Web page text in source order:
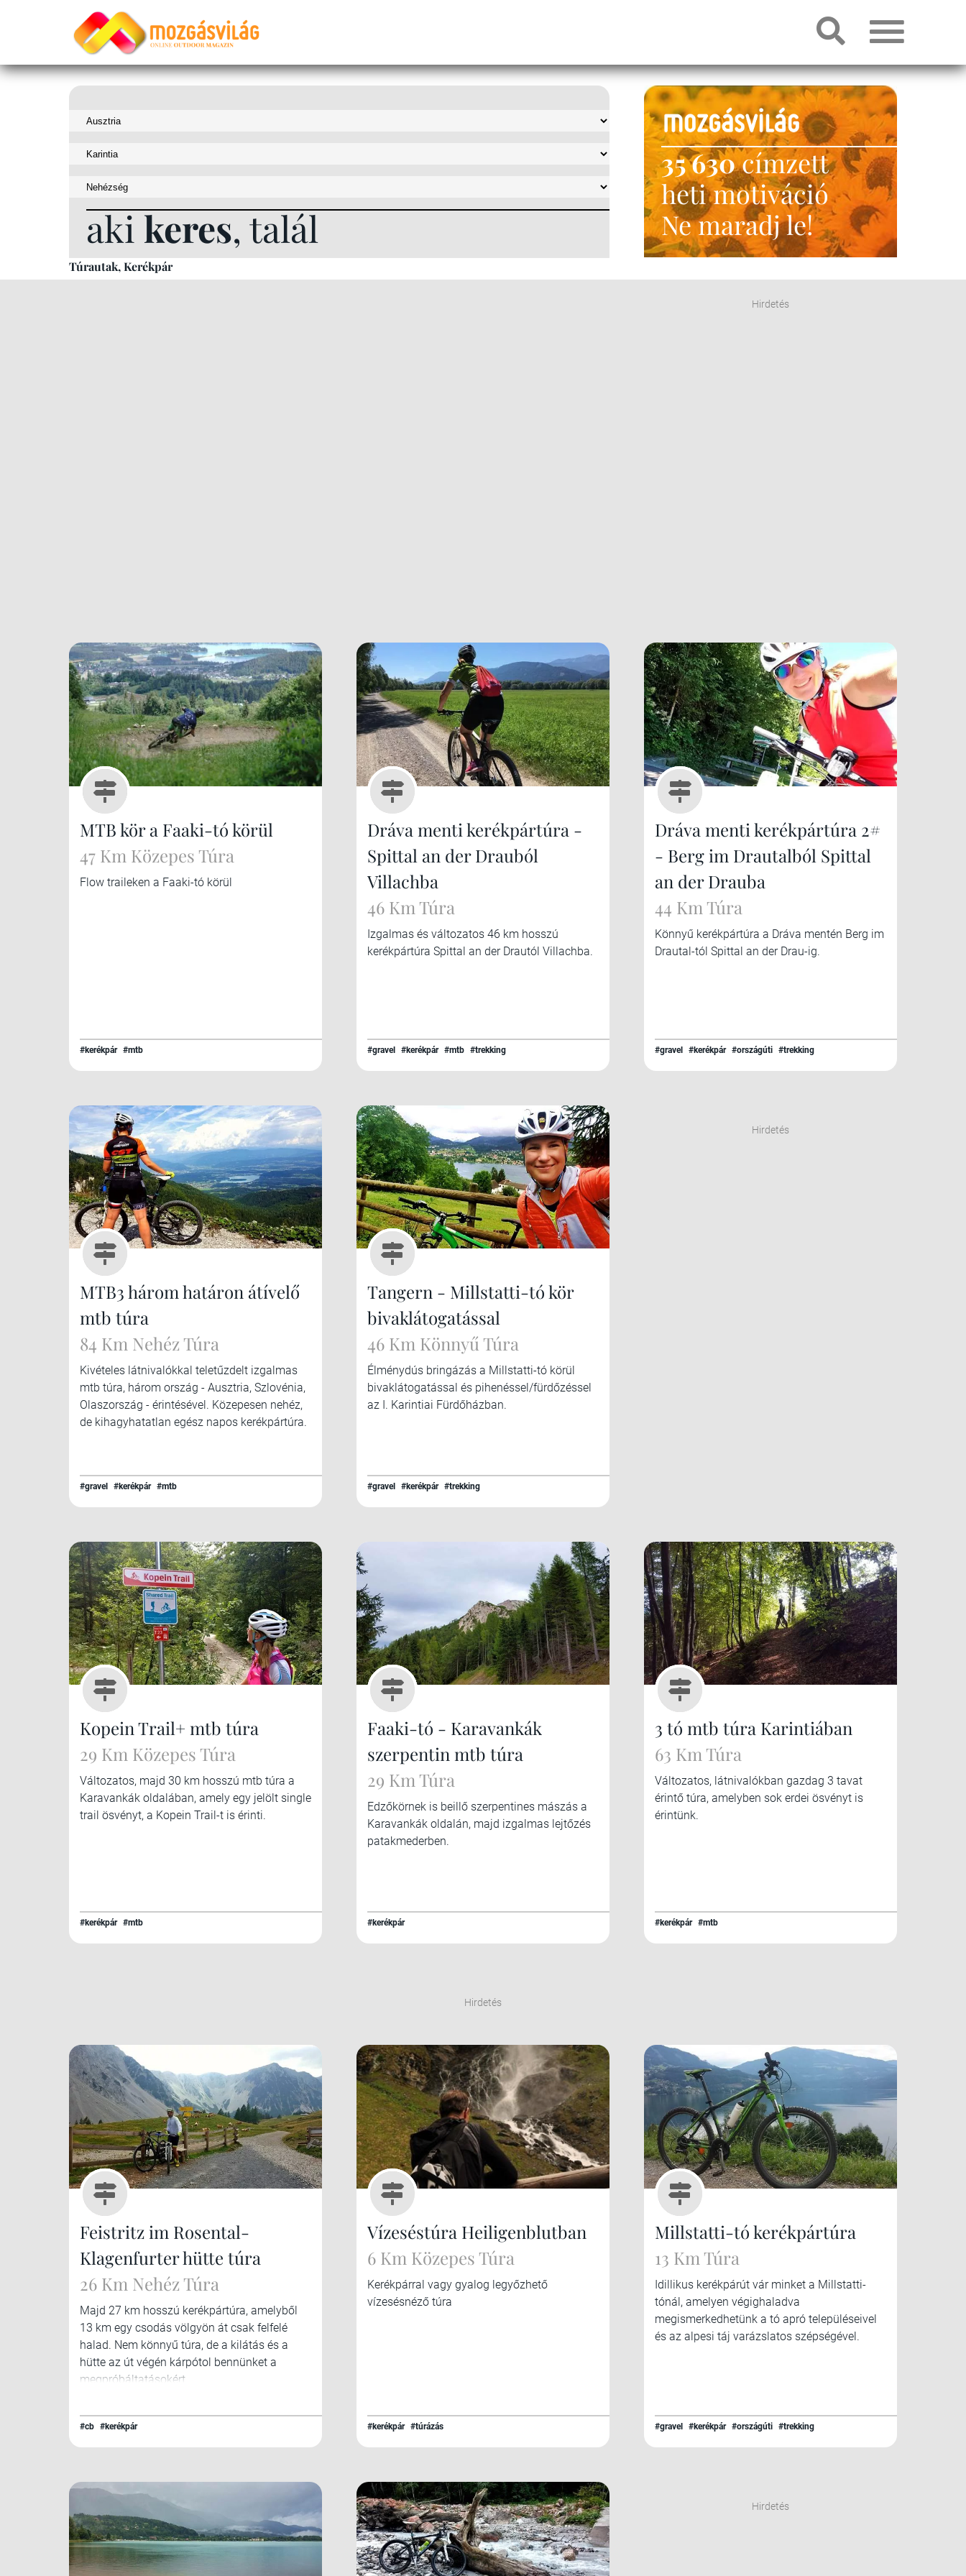
aki keres, talál
35 630címzett
heti motiváció
Ne maradj le!
Túrautak, Kerékpár
Hirdetés
MTB kör a Faaki-tó körül
47 Km Közepes Túra
Flow traileken a Faaki-tó körül
#kerékpár #mtb
Dráva menti kerékpártúra -
Spittal an der Drauból
Villachba
46 Km Túra
Izgalmas és változatos 46 km hosszú
kerékpártúra Spittal an der Drautól Villachba.
#gravel #kerékpár #mtb #trekking
Dráva menti kerékpártúra 2#
- Berg im Drautalból Spittal
an der Drauba
44 Km Túra
Könnyű kerékpártúra a Dráva mentén Berg im
Drautal-tól Spittal an der Drau-ig.
#gravel #kerékpár #országúti #trekking
MTB3 három határon átívelő
mtb túra
84 Km Nehéz Túra
Kivételes látnivalókkal teletűzdelt izgalmas
mtb túra, három ország - Ausztria, Szlovénia,
Olaszország - érintésével. Közepesen nehéz,
de kihagyhatatlan egész napos kerékpártúra.
#gravel #kerékpár #mtb
Tangern - Millstatti-tó kör
bivaklátogatással
46 Km Könnyű Túra
Élménydús bringázás a Millstatti-tó körül
bivaklátogatással és pihenéssel/fürdőzéssel
az I. Karintiai Fürdőházban.
#gravel #kerékpár #trekking
Hirdetés
Kopein Trail+ mtb túra
29 Km Közepes Túra
Változatos, majd 30 km hosszú mtb túra a
Karavankák oldalában, amely egy jelölt single
trail ösvényt, a Kopein Trail-t is érinti.
#kerékpár #mtb
Faaki-tó - Karavankák
szerpentin mtb túra
29 Km Túra
Edzőkörnek is beillő szerpentines mászás a
Karavankák oldalán, majd izgalmas lejtőzés
patakmederben.
#kerékpár
3 tó mtb túra Karintiában
63 Km Túra
Változatos, látnivalókban gazdag 3 tavat
érintő túra, amelyben sok erdei ösvényt is
érintünk.
#kerékpár #mtb
Hirdetés
Feistritz im Rosental-
Klagenfurter hütte túra
26 Km Nehéz Túra
Majd 27 km hosszú kerékpártúra, amelyből
13 km egy csodás völgyön át csak felfelé
halad. Nem könnyű túra, de a kilátás és a
hütte az út végén kárpótol bennünket a
megpróbáltatásokért.
#cb #kerékpár
Vízeséstúra Heiligenblutban
6 Km Közepes Túra
Kerékpárral vagy gyalog legyőzhető
vízesésnéző túra
#kerékpár #túrázás
Millstatti-tó kerékpártúra
13 Km Túra
Idillikus kerékpárút vár minket a Millstatti-
tónál, amelyen végighaladva
megismerkedhetünk a tó apró településeivel
és az alpesi táj varázslatos szépségével.
#gravel #kerékpár #országúti #trekking
Hirdetés